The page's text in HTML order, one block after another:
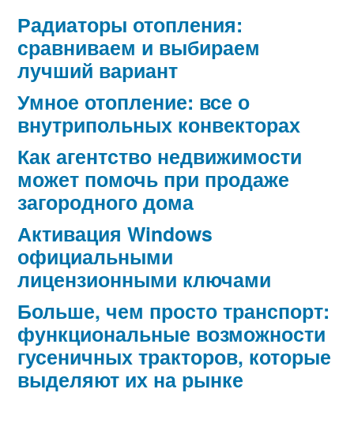
Радиаторы отопления:
сравниваем и выбираем
лучший вариант
Умное отопление: все о
внутрипольных конвекторах
Как агентство недвижимости
может помочь при продаже
загородного дома
Активация Windows
официальными
лицензионными ключами
Больше, чем просто транспорт:
функциональные возможности
гусеничных тракторов, которые
выделяют их на рынке